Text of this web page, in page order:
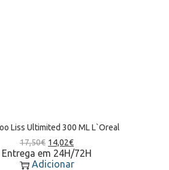
Liss Ultimited 300 ML L`Oreal
17,50€ 14,02€
Entrega em 24H/72H
Adicionar